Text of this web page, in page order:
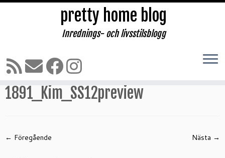
Hoppa
till
pretty home blog
Inrednings- och livsstilsblogg
Hem » Designers Guild Inspiration
1891_Kim_SS12preview
← Föregående Nästa →